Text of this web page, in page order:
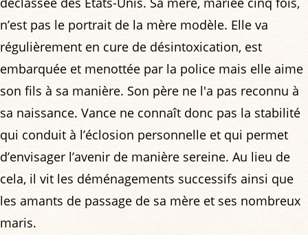
n’est pas le portrait de la mère modèle. Elle va
régulièrement en cure de désintoxication, est
embarquée et menottée par la police mais elle aime
son fils à sa manière. Son père ne l'a pas reconnu à
sa naissance. Vance ne connaît donc pas la stabilité
qui conduit à l’éclosion personnelle et qui permet
d’envisager l’avenir de manière sereine. Au lieu de
cela, il vit les déménagements successifs ainsi que
les amants de passage de sa mère et ses nombreux
maris.